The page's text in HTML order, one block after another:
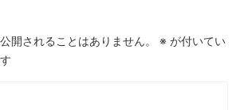
開されることはありません。 ※ が付いてい